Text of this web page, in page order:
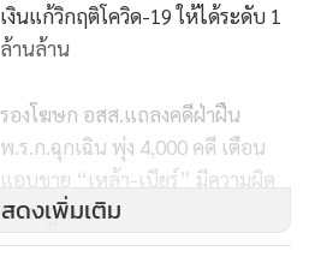
อบจับกุมฐานผิด พ.ร.ก.ฉุกเฉิน พ.ศ.
ติไทย 315 คน สัญชาติอื่น 11 คน
โรคติดต่อ พ.ศ. 2558 จำนวน 3 คน
ารตรวจสอบการจับกุม จำนวน
ำนวน 329 คน ไม่ชอบด้วยกฎหมาย
เงินแก้วิกฤติโควิด-19 ให้ได้ระดับ 1
ล้านล้าน
รองโฆษก อสส.แถลงคดีฝ่าฝืน
พ.ร.ก.ฉุกเฉิน พุ่ง 4,000 คดี เตือน
แอบขาย “เหล้า-เบียร์” มีความผิด
ตามกฎหมาย
ดงเพิ่มเติม